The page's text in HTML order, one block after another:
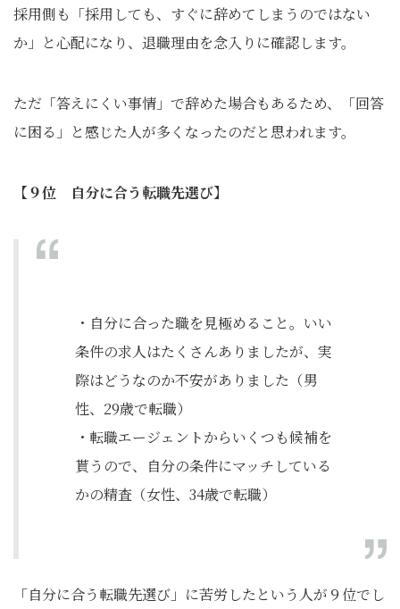
採用側も「採用しても、すぐに辞めてしまうのではない
か」と心配になり、退職理由を念入りに確認します。
ただ「答えにくい事情」で辞めた場合もあるため、「回答
に困る」と感じた人が多くなったのだと思われます。
【９位 自分に合う転職先選び】
・自分に合った職を見極めること。いい
条件の求人はたくさんありましたが、実
際はどうなのか不安がありました（男
性、29歳で転職）
・転職エージェントからいくつも候補を
貰うので、自分の条件にマッチしている
かの精査（女性、34歳で転職）
「自分に合う転職先選び」に苦労したという人が９位でし